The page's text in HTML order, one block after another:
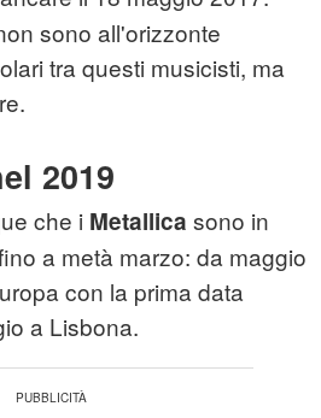
sono all'orizzonte
tra questi musicisti, ma
2019
che i Metallica sono in
a metà marzo: da maggio
con la prima data
a Lisbona.